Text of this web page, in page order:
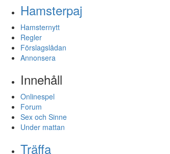
Hamsterpaj
Hamsternytt
Regler
Förslagslådan
Annonsera
Innehåll
Onlinespel
Forum
Sex och Sinne
Under mattan
Träffa